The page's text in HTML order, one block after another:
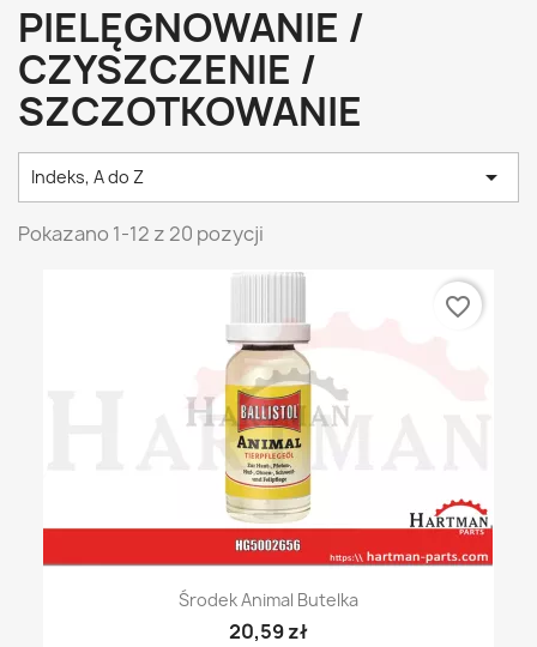
PIELĘGNOWANIE /
CZYSZCZENIE /
SZCZOTKOWANIE
Indeks, A do Z 
Pokazano 1-12 z 20 pozycji
Środek Animal Butelka
20,59 zł
favorite_border